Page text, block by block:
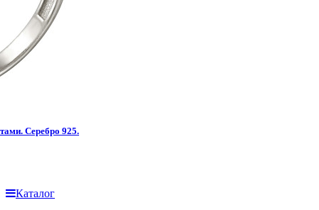
Серебро 925.
Каталог